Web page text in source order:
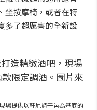
坐按摩椅，或者在特
多了超厲害的全新設
場提供以軒尼詩干邑為基底的